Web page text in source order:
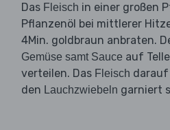
Das Fleisch in einer großen
Pflanzenöl bei mittlerer
4Min. goldbraun anbraten.
Gemüse samt Sauce auf
verteilen. Das Fleisch
den Lauchzwiebeln garniert